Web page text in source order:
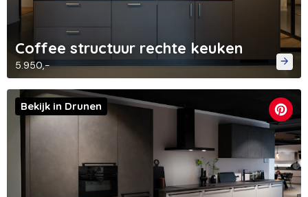
Coffee structuur rechte keuken
5.950,-
Bekijk in Drunen